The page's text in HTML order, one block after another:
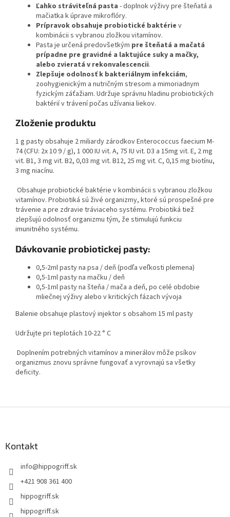
Ľahko stráviteľná pasta - doplnok výživy pre šteňatá a
mačiatka k úprave mikroflóry.
Prípravok obsahuje probiotické baktérie v
kombinácii s vybranou zložkou vitamínov.
Pasta je určená predovšetkým pre šteňatá a mačatá
prípadne pre gravidné a laktujúce suky a mačky,
alebo zvieratá v rekonvalescencii.
Zlepšuje odolnosť k bakteriálnym infekciám,
zoohygienickým a nutričným stresom a mimoriadnym
fyzickým záťažiam. Udržuje správnu hladinu probiotických
baktérií v trávení počas užívania liekov.
Zloženie produktu
1 g pasty obsahuje 2 miliardy zárodkov Enterococcus faecium M-
74 (CFU: 2x 10 9 / g), 1 000 IU vit. A, 75 IU vit. D3 a 15mg vit. E, 2 mg
vit. B1, 3 mg vit. B2, 0,03 mg vit. B12, 25 mg vit. C, 0,15 mg biotínu,
3 mg niacínu.
Obsahuje probiotické baktérie v kombinácii s vybranou zložkou
vitamínov. Probiotiká sú živé organizmy, ktoré sú prospešné pre
trávenie a pre zdravie tráviaceho systému. Probiotiká tiež
zlepšujú odolnosť organizmu tým, že stimulujú funkciu
imunitného systému.
Dávkovanie probiotickej pasty:
0,5-2ml pasty na psa / deň (podľa veľkosti plemena)
0,5-1ml pasty na mačku / deň
0,5-1ml pasty na šteňa / mača a deň, po celé obdobie
mliečnej výživy alebo v kritických fázach vývoja
Balenie obsahuje plastový injektor s obsahom 15 ml pasty
Udržujte pri teplotách 10-22 ° C
Doplnením potrebných vitamínov a minerálov môže psíkov
organizmus znovu správne fungovať a vyrovnajú sa všetky
deficity.
Kontakt
info@hippogriff.sk
+421 908 361 400
hippogriff.sk
hippogriff.sk